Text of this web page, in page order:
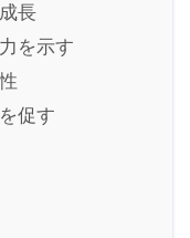
長
を示す
促す